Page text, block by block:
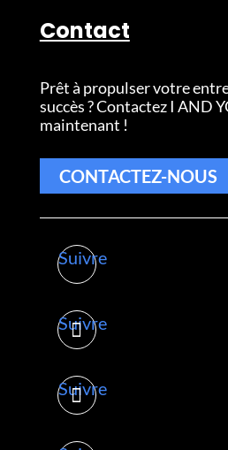
Contact
Prêt à propulser votre
succès ? Contactez I AND
maintenant !
CONTACTEZ-NOUS
Suivre
Suivre
Suivre